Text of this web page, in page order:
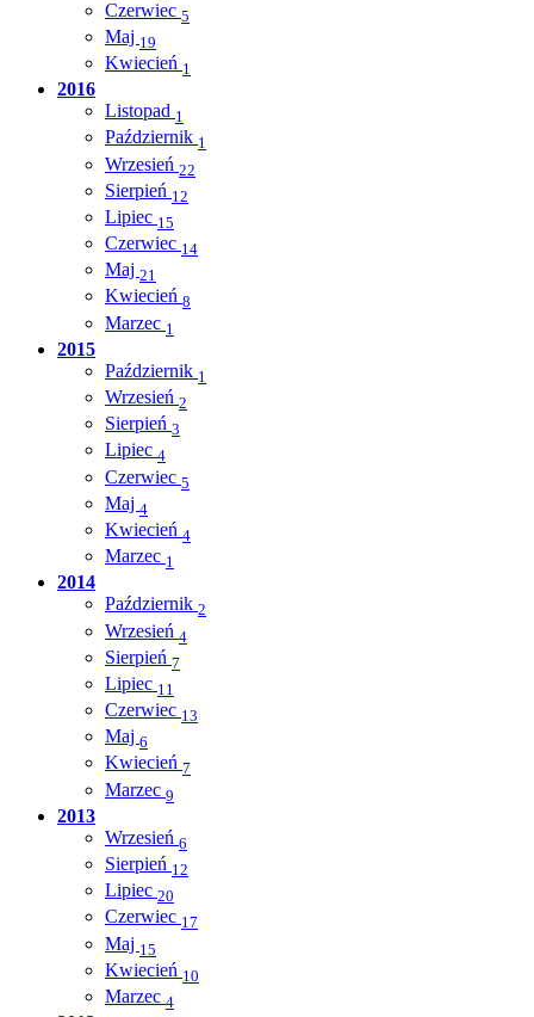
Czerwiec 5
Maj 19
Kwiecień 1
2016
Listopad 1
Październik 1
Wrzesień 22
Sierpień 12
Lipiec 15
Czerwiec 14
Maj 21
Kwiecień 8
Marzec 1
2015
Październik 1
Wrzesień 2
Sierpień 3
Lipiec 4
Czerwiec 5
Maj 4
Kwiecień 4
Marzec 1
2014
Październik 2
Wrzesień 4
Sierpień 7
Lipiec 11
Czerwiec 13
Maj 6
Kwiecień 7
Marzec 9
2013
Wrzesień 6
Sierpień 12
Lipiec 20
Czerwiec 17
Maj 15
Kwiecień 10
Marzec 4